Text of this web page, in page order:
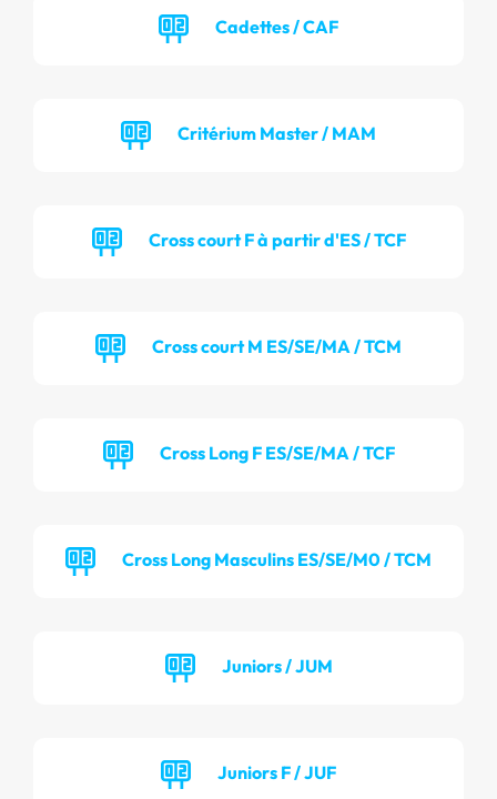
Cadettes / CAF
Critérium Master / MAM
Cross court F à partir d'ES / TCF
Cross court M ES/SE/MA / TCM
Cross Long F ES/SE/MA / TCF
Cross Long Masculins ES/SE/M0 / TCM
Juniors / JUM
Juniors F / JUF